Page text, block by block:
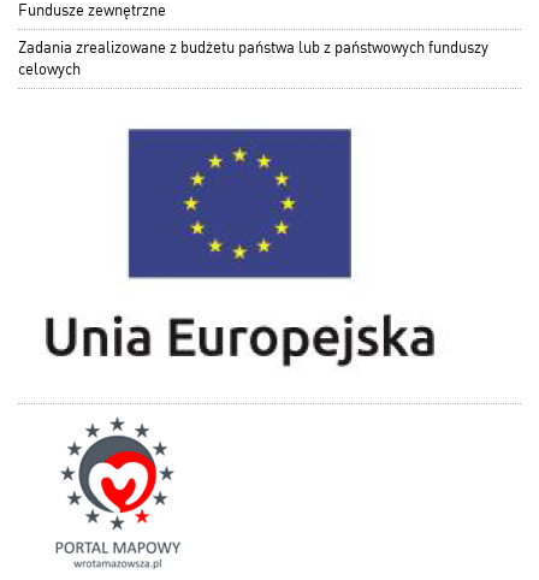
Fundusze zewnętrzne
Zadania zrealizowane z budżetu państwa lub z państwowych funduszy
celowych